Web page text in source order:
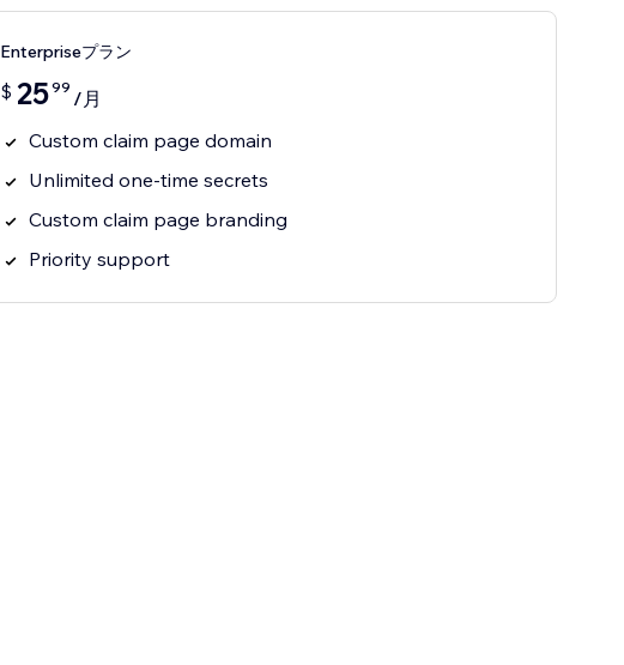
Enterpriseプラン
$ 2599 /月
Custom claim page domain
Unlimited one-time secrets
Custom claim page branding
Priority support